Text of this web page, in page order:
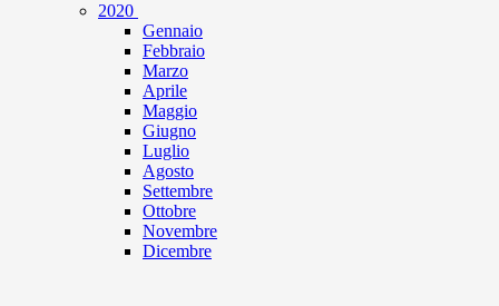
2020
Gennaio
Febbraio
Marzo
Aprile
Maggio
Giugno
Luglio
Agosto
Settembre
Ottobre
Novembre
Dicembre